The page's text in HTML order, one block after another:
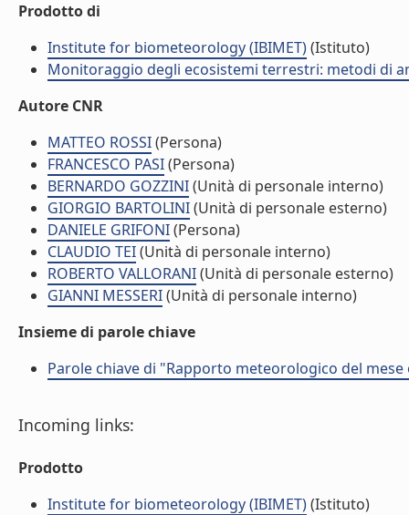
Prodotto di
Institute for biometeorology (IBIMET)(Istituto)
Monitoraggio degli ecosistemi terrestri: metodi di
Autore CNR
MATTEO ROSSI(Persona)
FRANCESCO PASI(Persona)
BERNARDO GOZZINI(Unità di personale interno)
GIORGIO BARTOLINI(Unità di personale esterno)
DANIELE GRIFONI(Persona)
CLAUDIO TEI(Unità di personale interno)
ROBERTO VALLORANI(Unità di personale esterno)
GIANNI MESSERI(Unità di personale interno)
Insieme di parole chiave
Parole chiave di "Rapporto meteorologico del
Incoming links:
Prodotto
Institute for biometeorology (IBIMET)(Istituto)